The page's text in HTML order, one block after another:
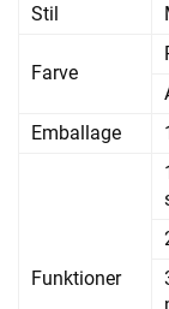
Stil
Farve
Emballage
Funktioner